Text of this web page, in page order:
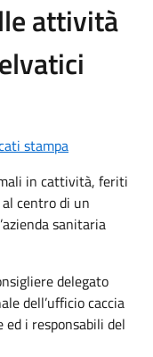
attività
stampa
in cattività, feriti
centro di un
sanitaria
delegato
dell’ufficio caccia
ed i responsabili del